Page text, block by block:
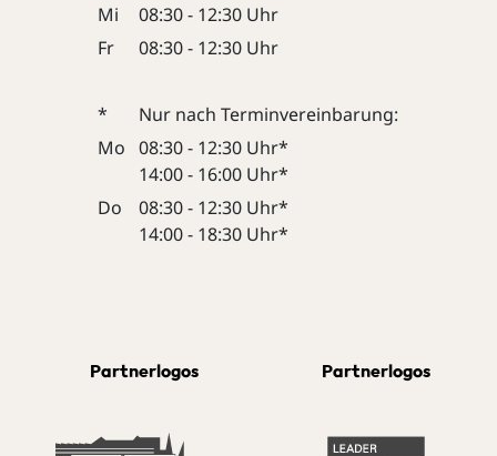
Mi
08:30 - 12:30 Uhr
Fr
08:30 - 12:30 Uhr
*
Nur nach Terminvereinbarung:
Mo 08:30 - 12:30 Uhr*
14:00 - 16:00 Uhr*
Do
08:30 - 12:30 Uhr*
14:00 - 18:30 Uhr*
Partnerlogos Partnerlogos